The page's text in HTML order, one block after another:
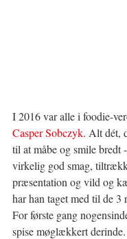
I 2016 var alle i foodie-
Casper Sobczyk. Alt dét,
til at måbe og smile bredt
virkelig god smag,
præsentation og vild og
har han taget med til de 3
For første gang
spise møglækkert derinde.